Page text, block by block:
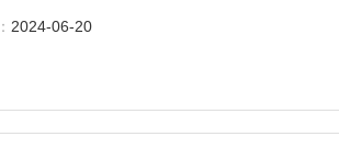
2024-06-20